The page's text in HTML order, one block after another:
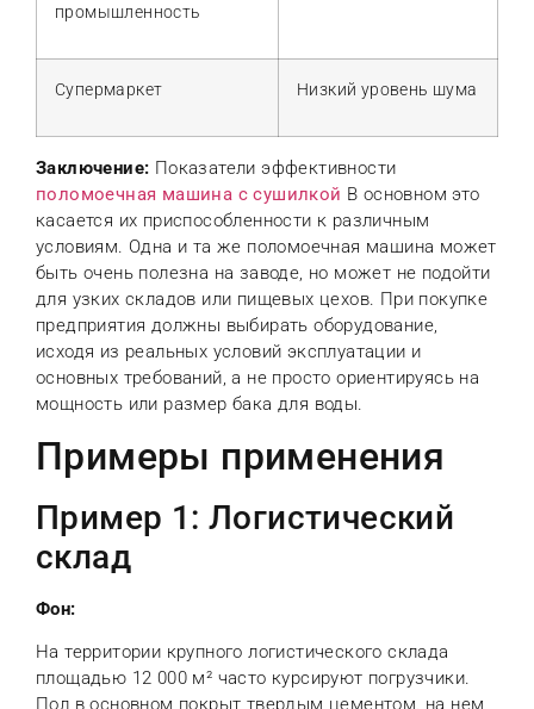
промышленность
Супермаркет Низкий уровень шума
Заключение: Показатели эффективности
поломоечная машина с сушилкой В основном это
касается их приспособленности к различным
условиям. Одна и та же поломоечная машина может
быть очень полезна на заводе, но может не подойти
для узких складов или пищевых цехов. При покупке
предприятия должны выбирать оборудование,
исходя из реальных условий эксплуатации и
основных требований, а не просто ориентируясь на
мощность или размер бака для воды.
Примеры применения
Пример 1: Логистический
склад
Фон:
На территории крупного логистического склада
площадью 12 000 м² часто курсируют погрузчики.
Пол в основном покрыт твердым цементом, на нем